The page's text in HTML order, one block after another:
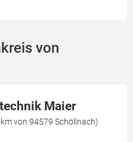
von
Maier
von 94579 Schöllnach)